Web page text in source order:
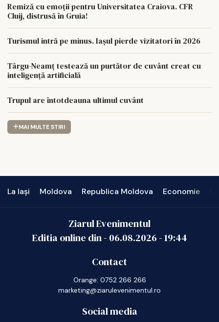
Remiză cu emoții pentru Universitatea Craiova. CFR
Cluij, distrusă în Gruia!
Turismul intră pe minus. Iașul pierde vizitatori în 2026
Târgu-Neamț testează un purtător de cuvânt creat cu
inteligență artificială
Trupul are întotdeauna ultimul cuvânt
MAI MULTE STIRI
La Iași Moldova Republica Moldova Economie
Ziarul Evenimentul
Editia online din - 06.08.2026-19:44
Contact
Orange: 0752 266 266
marketing@ziarulevenimentul.ro
Social media